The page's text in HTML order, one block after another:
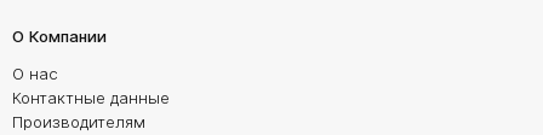
О Компании
О нас
Контактные данные
Производителям